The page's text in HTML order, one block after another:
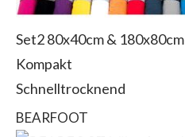
Set2 80x40cm & 180x80cm
Kompakt
Schnelltrocknend
BEARFOOT